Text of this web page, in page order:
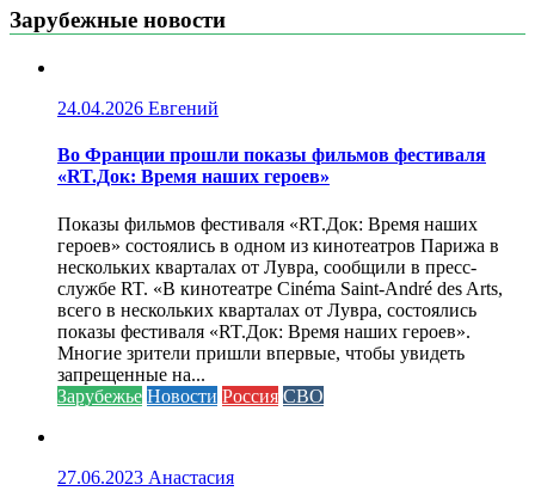
Зарубежные новости
24.04.2026 Евгений
Во Франции прошли показы фильмов фестиваля
«RT.Док: Время наших героев»
Показы фильмов фестиваля «RT.Док: Время наших
героев» состоялись в одном из кинотеатров Парижа в
нескольких кварталах от Лувра, сообщили в пресс-
службе RT. «В кинотеатре Cinéma Saint-André des Arts,
всего в нескольких кварталах от Лувра, состоялись
показы фестиваля «RT.Док: Время наших героев».
Многие зрители пришли впервые, чтобы увидеть
запрещенные на...
Зарубежье Новости Россия СВО
27.06.2023 Анастасия